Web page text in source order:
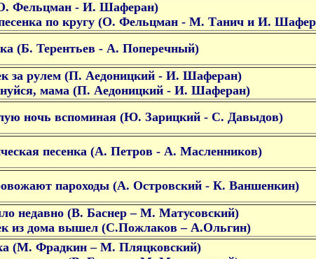
Фельцман - И. Шаферан)
по кругу (О. Фельцман - М. Танич и И.
(Б. Терентьев - А. Поперечный)
за рулем (П. Аедоницкий - И. Шаферан)
мама (П. Аедоницкий - И. Шаферан)
ночь вспоминая (Ю. Зарицкий - С. Давыдов)
песенка (А. Петров - А. Масленников)
пароходы (А. Островский - К. Ваншенкин)
недавно (В. Баснер – М. Матусовский)
из дома вышел (С.Пожлаков – А.Ольгин)
(М. Фрадкин – М. Пляцковский)